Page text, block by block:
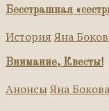
Бесстрашная
История Яна
Внимание, Квесты!
АнонсыЯна Бокова